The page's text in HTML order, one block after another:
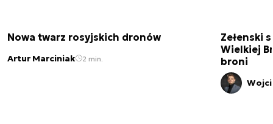
Nowa twarz rosyjskich dronów
Artur Marciniak 2 min.
Zełenski
Wielkiej
broni